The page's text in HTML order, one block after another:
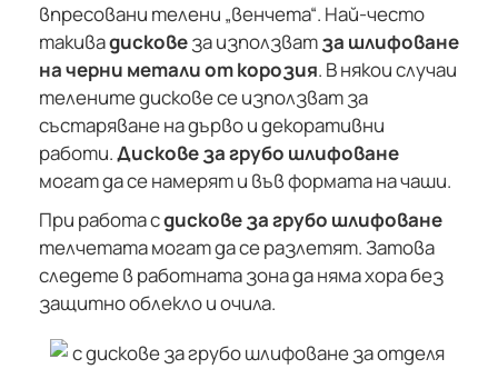
впресовани телени „венчета“. Най-често
такивадисковеза използватза шлифоване
на черни метали от корозия. В някои случаи
телените дискове се използват за
състаряване на дърво и декоративни
работи.Дискове за грубо шлифоване
могат да се намерят и във формата на чаши.
При работа сдискове за грубо шлифоване
телчетата могат да се разлетят. Затова
следете в работната зона да няма хора без
защитно облекло и очила.